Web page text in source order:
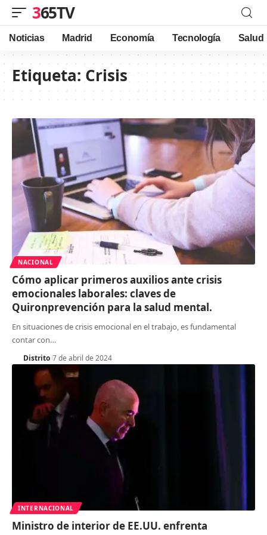
365TV
Noticias Madrid Economía Tecnología Salud
Etiqueta:Crisis
NACIONAL
Cómo aplicar primeros auxilios ante crisis
emocionales laborales: claves de
Quironprevención para la salud mental.
En situaciones de crisis emocional en el trabajo, es fundamental
contar con…
Distrito 7 de abril de 2024
INTERNACIONAL
Ministro de interior de EE.UU. enfrenta